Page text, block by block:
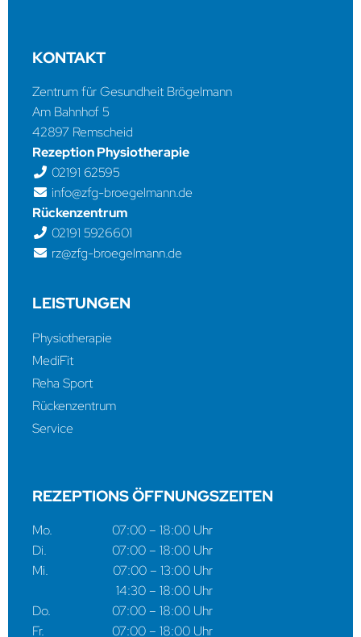
KONTAKT
Zentrum für Gesundheit Brögelmann
Am Bahnhof 5
42897 Remscheid
Rezeption Physiotherapie
02191 62595
info@zfg-broegelmann.de
Rückenzentrum
02191 5926601
rz@zfg-broegelmann.de
LEISTUNGEN
Physiotherapie
MediFit
Reha Sport
Rückenzentrum
Service
REZEPTIONS ÖFFNUNGSZEITEN
Mo.
07:00 – 18:00 Uhr
Di.
07:00 – 18:00 Uhr
Mi.
07:00 – 13:00 Uhr
14:30 – 18:00 Uhr
Do.
07:00 – 18:00 Uhr
Fr.
07:00 – 18:00 Uhr